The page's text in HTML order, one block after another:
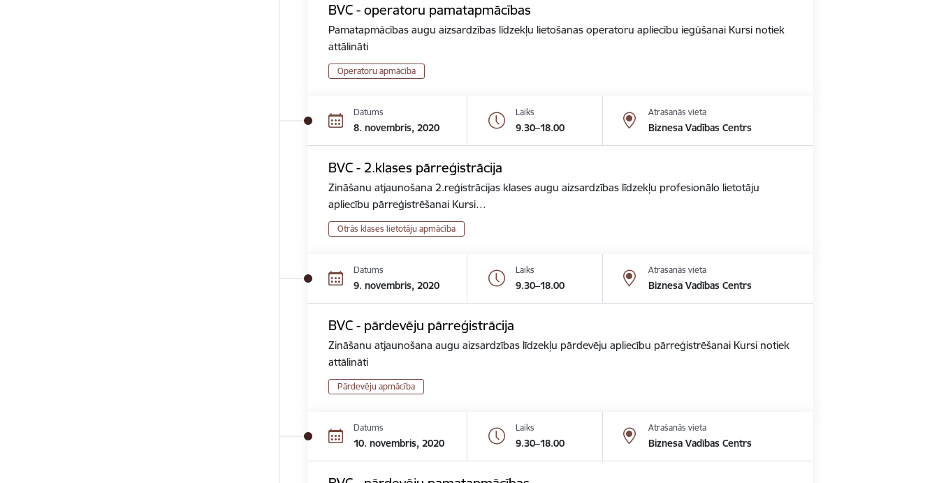
BVC - operatoru pamatapmācības
Pamatapmācības augu aizsardzības līdzekļu lietošanas operatoru apliecību iegūšanai Kursi notiek
attālināti
Operatoru apmācība
Datums
8. novembris, 2020
Laiks
9.30–18.00
Atrašanās vieta
Biznesa Vadības Centrs
BVC - 2.klases pārreģistrācija
Zināšanu atjaunošana 2.reģistrācijas klases augu aizsardzības līdzekļu profesionālo lietotāju
apliecību pārreģistrēšanai Kursi…
Otrās klases lietotāju apmācība
Datums
9. novembris, 2020
Laiks
9.30–18.00
Atrašanās vieta
Biznesa Vadības Centrs
BVC - pārdevēju pārreģistrācija
Zināšanu atjaunošana augu aizsardzības līdzekļu pārdevēju apliecību pārreģistrēšanai Kursi notiek
attālināti
Pārdevēju apmācība
Datums
10. novembris, 2020
Laiks
9.30–18.00
Atrašanās vieta
Biznesa Vadības Centrs